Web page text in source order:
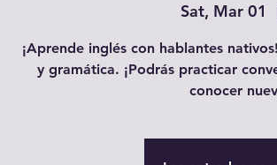
Sat, Mar 01
¡Aprende inglés con hablantes
y gramática. ¡Podrás practicar
conocer